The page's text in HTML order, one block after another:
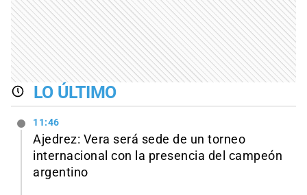
LO ÚLTIMO
11:46
Ajedrez: Vera será sede de un torneo
internacional con la presencia del campeón
argentino